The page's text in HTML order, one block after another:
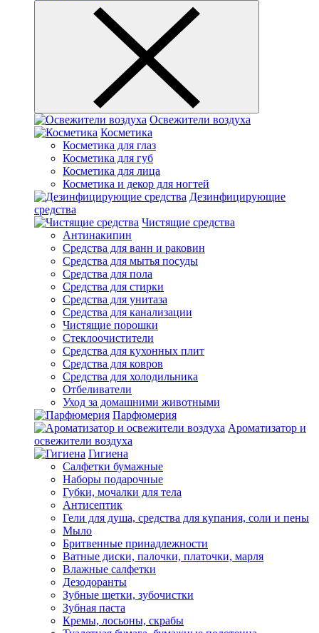
Освежители воздуха
Косметика
Косметика для глаз
Косметика для губ
Косметика для лица
Косметика и декор для ногтей
Дезинфицирующие
средства
Чистящие средства
Антинакипин
Средства для ванн и раковин
Средства для мытья посуды
Средства для пола
Средства для стирки
Средства для унитаза
Средства для канализации
Чистящие порошки
Стеклоочистители
Средства для кухонных плит
Средства для ковров
Средства для холодильника
Отбеливатели
Уход за домашними животными
Парфюмерия
Ароматизатор и
освежители воздуха
Гигиена
Салфетки бумажные
Наборы подарочные
Губки, мочалки для тела
Антисептик
Гели для душа, средства для купания, соли и пены
Мыло
Бритвенные принадлежности
Ватные диски, палочки, платочки, марля
Влажные салфетки
Дезодоранты
Зубные щетки, зубочистки
Зубная паста
Кремы, лосьоны, скрабы